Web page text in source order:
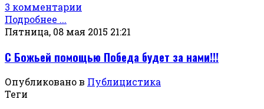
3 комментарии
Подробнее ...
Пятница, 08 мая 2015 21:21
С Божьей помощью Победа будет за нами!!!
Опубликовано в Публицистика
Теги